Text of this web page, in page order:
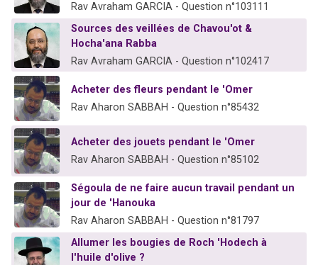
Rav Avraham GARCIA - Question n°103111
Sources des veillées de Chavou'ot &
Hocha'ana Rabba
Rav Avraham GARCIA - Question n°102417
Acheter des fleurs pendant le 'Omer
Rav Aharon SABBAH - Question n°85432
Acheter des jouets pendant le 'Omer
Rav Aharon SABBAH - Question n°85102
Ségoula de ne faire aucun travail pendant un
jour de 'Hanouka
Rav Aharon SABBAH - Question n°81797
Allumer les bougies de Roch 'Hodech à
l'huile d'olive ?